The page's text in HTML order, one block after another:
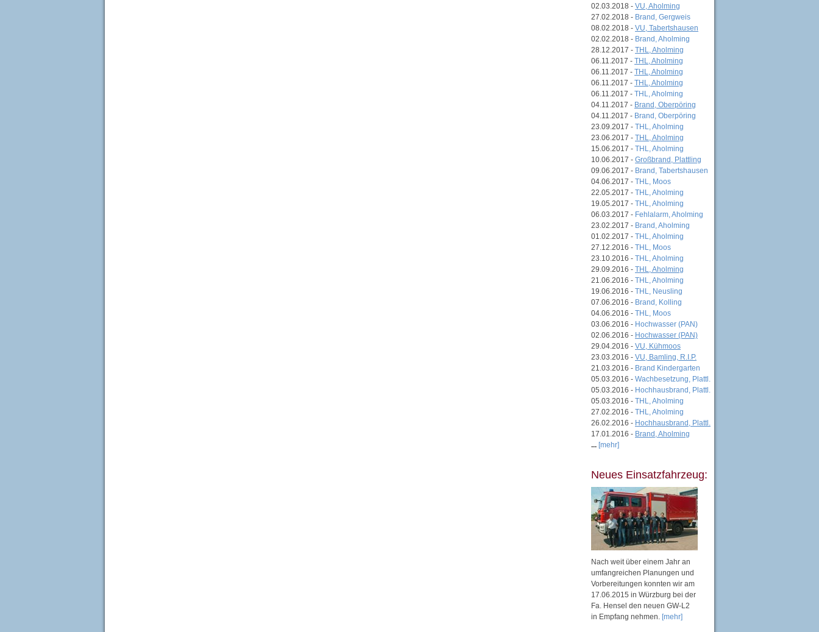
02.03.2018 - VU, Aholming
27.02.2018 - Brand, Gergweis
08.02.2018 - VU, Tabertshausen
02.02.2018 - Brand, Aholming
28.12.2017 - THL, Aholming
06.11.2017 - THL, Aholming
06.11.2017 - THL, Aholming
06.11.2017 - THL, Aholming
06.11.2017 - THL, Aholming
04.11.2017 - Brand, Oberpöring
04.11.2017 - Brand, Oberpöring
23.09.2017 - THL, Aholming
23.06.2017 - THL, Aholming
15.06.2017 - THL, Aholming
10.06.2017 - Großbrand, Plattling
09.06.2017 - Brand, Tabertshausen
04.06.2017 - THL, Moos
22.05.2017 - THL, Aholming
19.05.2017 - THL, Aholming
06.03.2017 - Fehlalarm, Aholming
23.02.2017 - Brand, Aholming
01.02.2017 - THL, Aholming
27.12.2016 - THL, Moos
23.10.2016 - THL, Aholming
29.09.2016 - THL, Aholming
21.06.2016 - THL, Aholming
19.06.2016 - THL, Neusling
07.06.2016 - Brand, Kolling
04.06.2016 - THL, Moos
03.06.2016 - Hochwasser (PAN)
02.06.2016 - Hochwasser (PAN)
29.04.2016 - VU, Kühmoos
23.03.2016 - VU, Bamling, R.I.P.
21.03.2016 - Brand Kindergarten
05.03.2016 - Wachbesetzung, Plattl.
05.03.2016 - Hochhausbrand, Plattl.
05.03.2016 - THL, Aholming
27.02.2016 - THL, Aholming
26.02.2016 - Hochhausbrand, Plattl.
17.01.2016 - Brand, Aholming
... [mehr]
Neues Einsatzfahrzeug:
Nach weit über einem Jahr an
umfangreichen Planungen und
Vorbereitungen konnten wir am
17.06.2015 in Würzburg bei der
Fa. Hensel den neuen GW-L2
in Empfang nehmen. [mehr]